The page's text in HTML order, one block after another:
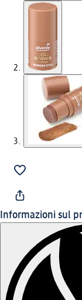
Informazioni sul